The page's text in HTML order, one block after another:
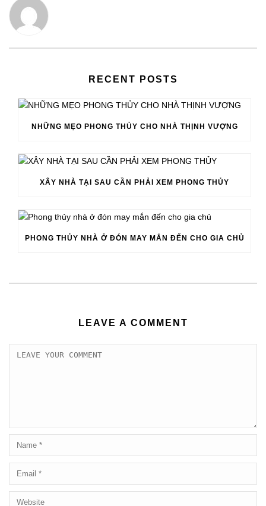
RECENT POSTS
NHỮNG MẸO PHONG THỦY CHO NHÀ THỊNH VƯỢNG
XÂY NHÀ TẠI SAU CẦN PHẢI XEM PHONG THỦY
PHONG THỦY NHÀ Ở ĐÓN MAY MẮN ĐẾN CHO GIA CHỦ
LEAVE A COMMENT